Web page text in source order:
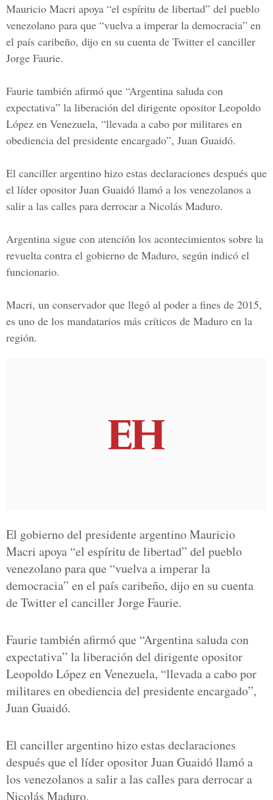
Mauricio Macri apoya “el espíritu de libertad” del pueblo
venezolano para que “vuelva a imperar la democracia” en
el país caribeño, dijo en su cuenta de Twitter el canciller
Jorge Faurie.
Faurie también afirmó que “Argentina saluda con
expectativa” la liberación del dirigente opositor Leopoldo
López en Venezuela, “llevada a cabo por militares en
obediencia del presidente encargado”, Juan Guaidó.
El canciller argentino hizo estas declaraciones después que
el líder opositor Juan Guaidó llamó a los venezolanos a
salir a las calles para derrocar a Nicolás Maduro.
Argentina sigue con atención los acontecimientos sobre la
revuelta contra el gobierno de Maduro, según indicó el
funcionario.
Macri, un conservador que llegó al poder a fines de 2015,
es uno de los mandatarios más críticos de Maduro en la
región.
El gobierno del presidente argentino Mauricio
Macri apoya “el espíritu de libertad” del pueblo
venezolano para que “vuelva a imperar la
democracia” en el país caribeño, dijo en su cuenta
de Twitter el canciller Jorge Faurie.
Faurie también afirmó que “Argentina saluda con
expectativa” la liberación del dirigente opositor
Leopoldo López en Venezuela, “llevada a cabo por
militares en obediencia del presidente encargado”,
Juan Guaidó.
El canciller argentino hizo estas declaraciones
después que el líder opositor Juan Guaidó llamó a
los venezolanos a salir a las calles para derrocar a
Nicolás Maduro.